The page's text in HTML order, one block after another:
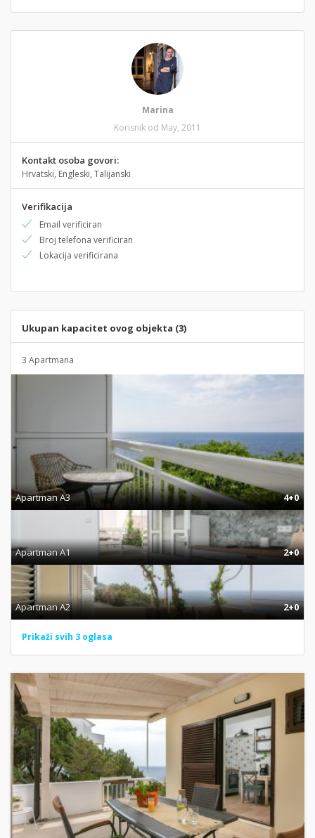
Marina
Korisnik od May, 2011
Kontakt osoba govori:
Hrvatski, Engleski, Talijanski
Verifikacija
Email verificiran
Broj telefona verificiran
Lokacija verificirana
Ukupan kapacitet ovog objekta (3)
3 Apartmana
Apartman A3 4+0
Apartman A1 2+0
Apartman A2 2+0
Prikaži svih 3 oglasa